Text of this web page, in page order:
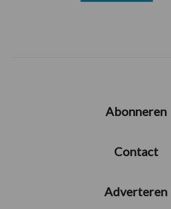
Abonneren
Contact
Adverteren